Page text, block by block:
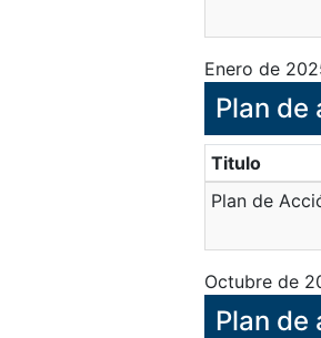
Enero de
Plan
Titulo
Plan de
Octubre de
Plan